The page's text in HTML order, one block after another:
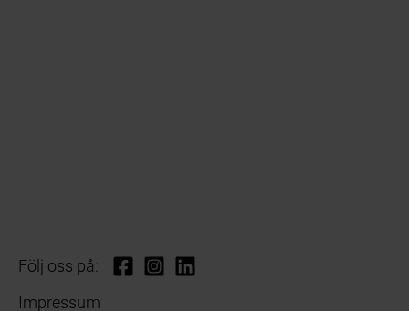
Följ oss på:
Impressum